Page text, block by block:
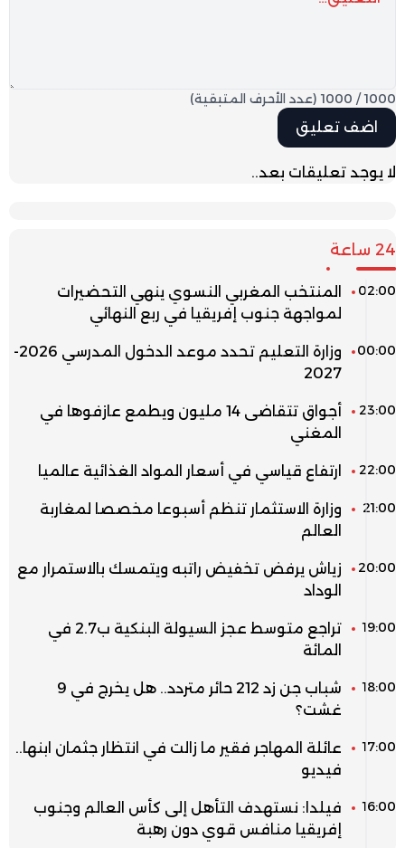
1000
/
1000 (عدد الأحرف المتبقية)
لا يوجد تعليقات بعد..
24 ساعة
02:00
المنتخب المغربي النسوي ينهي التحضيرات
لمواجهة جنوب إفريقيا في ربع النهائي
00:00
وزارة التعليم تحدد موعد الدخول المدرسي 2026-
2027
23:00
أجواق تتقاضى 14 مليون ويطمع عازفوها في
المغني
22:00 ارتفاع قياسي في أسعار المواد الغذائية عالميا
21:00
وزارة الاستثمار تنظم أسبوعا مخصصا لمغاربة
العالم
20:00
زياش يرفض تخفيض راتبه ويتمسك بالاستمرار مع
الوداد
19:00
تراجع متوسط عجز السيولة البنكية ب2.7 في
المائة
18:00
شباب جن زد 212 حائر متردد.. هل يخرج في 9
غشت؟
17:00
عائلة المهاجر فقير ما زالت في انتظار جثمان ابنها..
فيديو
16:00
فيلدا: نستهدف التأهل إلى كأس العالم وجنوب
إفريقيا منافس قوي دون رهبة